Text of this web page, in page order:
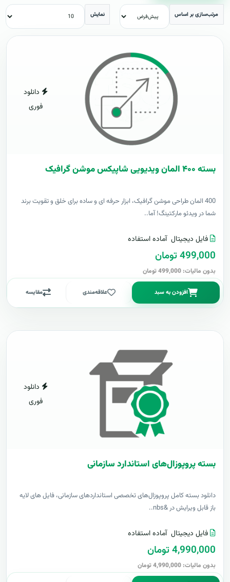
مرتب‌سازی بر اساس نمایش
دانلود
فوری
بسته ۴۰۰ المان ویدیویی شاپیکس موشن گرافیک
400 المان طراحی موشن گرافیک، ابزار حرفه ای و ساده برای خلق و تقویت برند
شما در ویدئو مارکتینگ! آما..
فایل دیجیتال آماده استفاده
499,000 تومان
بدون مالیات: 499,000 تومان
افزودن به سبد علاقه‌مندی مقایسه
دانلود
فوری
بسته پروپوزال‌های استاندارد سازمانی
دانلود بسته کامل پروپوزال‌های تخصصی استانداردهای سازمانی، فایل های لایه
باز قابل ویرایش در &nbs..
فایل دیجیتال آماده استفاده
4,990,000 تومان
بدون مالیات: 4,990,000 تومان